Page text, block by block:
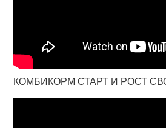
КОМБИКОРМ СТАРТ И РОСТ